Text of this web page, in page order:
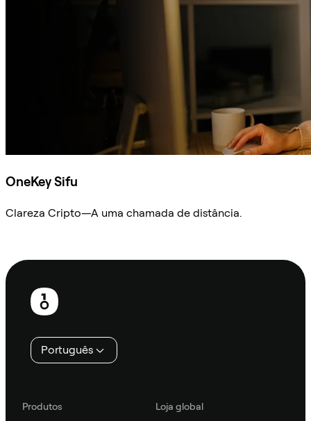
OneKey Sifu
Clareza Cripto—A uma chamada de distância.
Rodapé
Português
Produtos
Loja global